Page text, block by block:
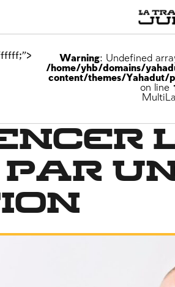
Warning: Undefined
/home/yhb/domains/
content/themes/Yahadut/
on line
par